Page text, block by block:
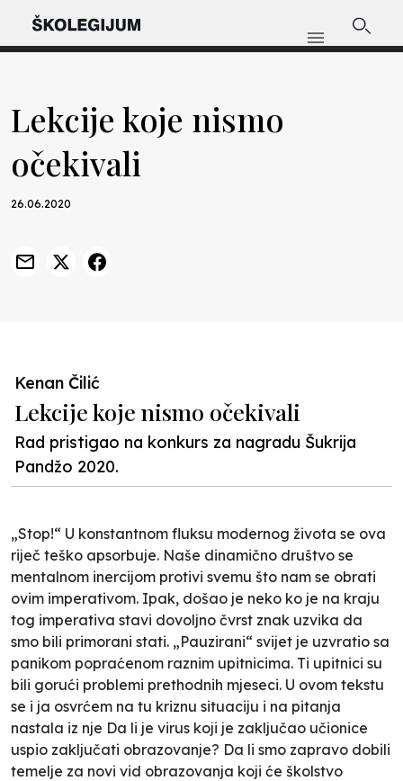
Lekcije koje nismo
očekivali
26.06.2020
Kenan Čilić
Lekcije koje nismo očekivali
Rad pristigao na konkurs za nagradu Šukrija
Pandžo 2020.
„Stop!“ U konstantnom fluksu modernog života se ova
riječ teško apsorbuje. Naše dinamično društvo se
mentalnom inercijom protivi svemu što nam se obrati
ovim imperativom. Ipak, došao je neko ko je na kraju
tog imperativa stavi dovoljno čvrst znak uzvika da
smo bili primorani stati. „Pauzirani“ svijet je uzvratio sa
panikom popraćenom raznim upitnicima. Ti upitnici su
bili gorući problemi prethodnih mjeseci. U ovom tekstu
se i ja osvrćem na tu kriznu situaciju i na pitanja
nastala iz nje Da li je virus koji je zaključao učionice
uspio zaključati obrazovanje? Da li smo zapravo dobili
temelje za novi vid obrazovanja koji će školstvo